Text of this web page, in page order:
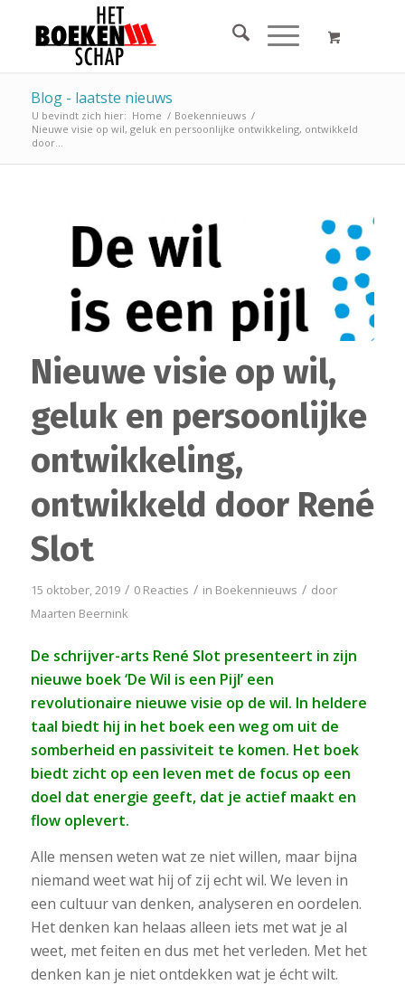
Blog - laatste nieuws
U bevindt zich hier: Home / Boekennieuws /
Nieuwe visie op wil, geluk en persoonlijke ontwikkeling, ontwikkeld
door...
Nieuwe visie op wil,
geluk en persoonlijke
ontwikkeling,
ontwikkeld door René
Slot
15 oktober, 2019 / 0 Reacties / in Boekennieuws / door
Maarten Beernink
De schrijver-arts René Slot presenteert in zijn
nieuwe boek ‘De Wil is een Pijl’ een
revolutionaire nieuwe visie op de wil. In heldere
taal biedt hij in het boek een weg om uit de
somberheid en passiviteit te komen. Het boek
biedt zicht op een leven met de focus op een
doel dat energie geeft, dat je actief maakt en
flow oplevert.
Alle mensen weten wat ze niet willen, maar bijna
niemand weet wat hij of zij echt wil. We leven in
een cultuur van denken, analyseren en oordelen.
Het denken kan helaas alleen iets met wat je al
weet, met feiten en dus met het verleden. Met het
denken kan je niet ontdekken wat je écht wilt.